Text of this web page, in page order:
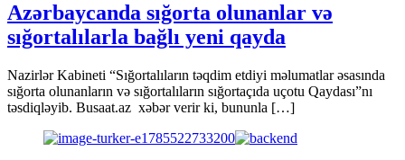
Azərbaycanda sığorta olunanlar və
sığortalılarla bağlı yeni qayda
Nazirlər Kabineti “Sığortalıların təqdim etdiyi məlumatlar əsasında
sığorta olunanların və sığortalıların sığortaçıda uçotu Qaydası”nı
təsdiqləyib. Busaat.az xəbər verir ki, bununla […]